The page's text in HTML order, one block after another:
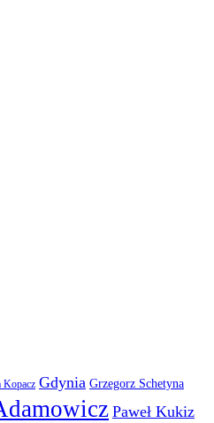
Kopacz Gdynia Grzegorz Schetyna
Paweł Kukiz